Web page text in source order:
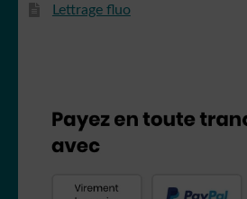
Lettrage fluo